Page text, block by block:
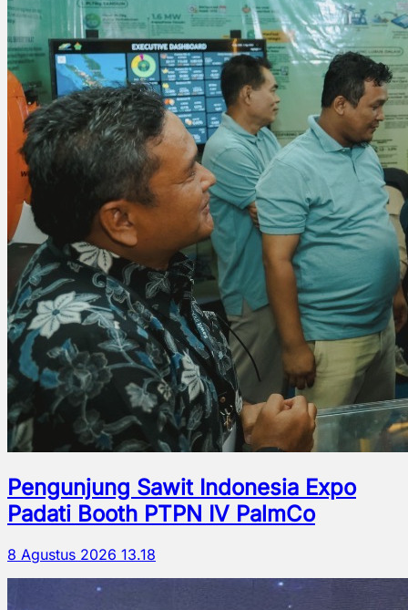
Pengunjung Sawit Indonesia Expo
Padati Booth PTPN IV PalmCo
8 Agustus 2026 13.18